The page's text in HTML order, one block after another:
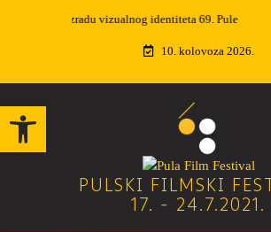
Open toolbar
Izvučeni dobitnici nagradne igre
10. kolovoza 2026.
PULSKI FILMSKI
17. - 24.7.2021.